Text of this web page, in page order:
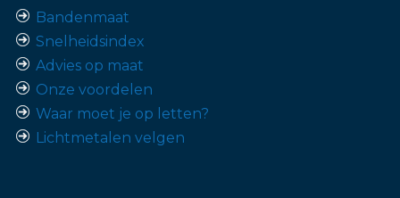
Bandenmaat
Snelheidsindex
Advies op maat
Onze voordelen
Waar moet je op letten?
Lichtmetalen velgen